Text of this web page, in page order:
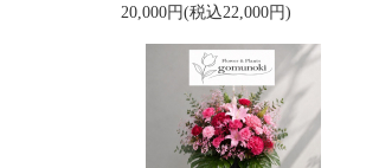
20,000円(税込22,000円)